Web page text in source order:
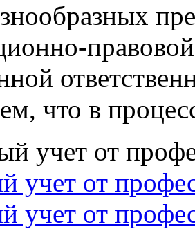
что в
учет от
учет от